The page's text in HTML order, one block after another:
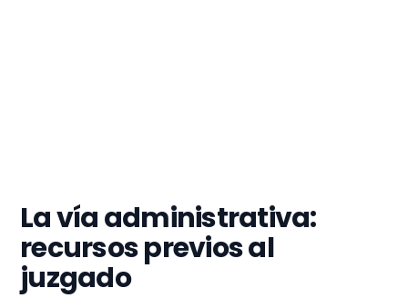
La vía administrativa:
recursos previos al
juzgado